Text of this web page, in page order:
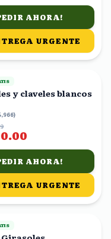
AHORA!
URGENTE
y claveles blancos
)
AHORA!
URGENTE